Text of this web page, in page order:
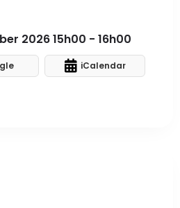
2026 15h00 - 16h00
iCalendar